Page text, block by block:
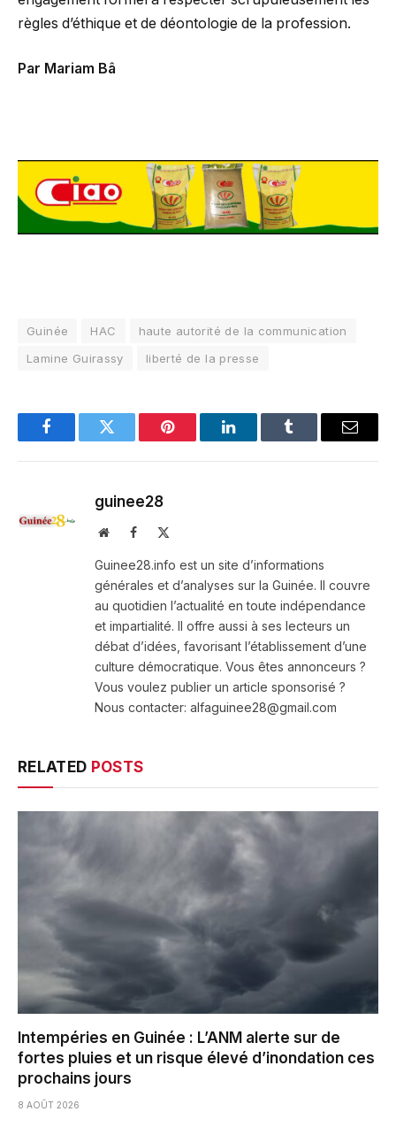
règles d’éthique et de déontologie de la profession.
Par Mariam Bâ
Guinée HAC
haute autorité de la communication
Lamine Guirassy
liberté de la presse
FacebookTwitter Pinterest LinkedInTumblr Email
guinee28
WebsiteFacebook
Guinee28.info est un site d’informations
générales et d’analyses sur la Guinée. Il couvre
au quotidien l’actualité en toute indépendance
et impartialité. Il offre aussi à ses lecteurs un
débat d’idées, favorisant l’établissement d’une
culture démocratique. Vous êtes annonceurs ?
Vous voulez publier un article sponsorisé ?
Nous contacter: alfaguinee28@gmail.com
RELATED POSTS
Intempéries en Guinée : L’ANM alerte sur de
fortes pluies et un risque élevé d’inondation ces
prochains jours
8 AOÛT 2026